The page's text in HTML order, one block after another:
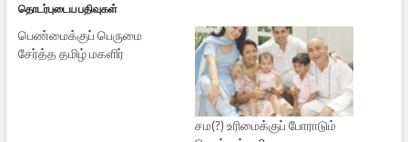
தொடர்புடைய பதிவுகள்
பெண்மைக்குப் பெருமை
சேர்த்த தமிழ் மகளிர்
சம(?) உரிமைக்குப் போராடும்